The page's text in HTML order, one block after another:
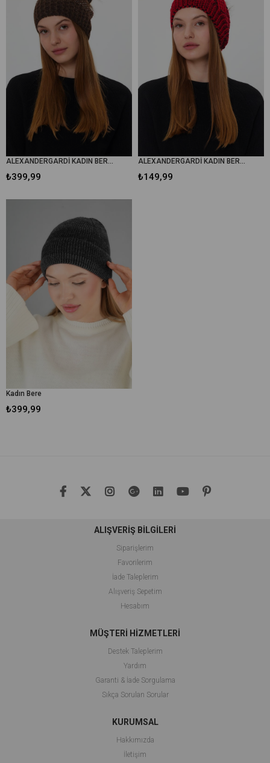
ALEXANDERGARDİ KADIN BERE (5003)
₺399,99
ALEXANDERGARDİ KADIN BERE (3005)
₺149,99
Kadın Bere
₺399,99
ALIŞVERİŞ BİLGİLERİ
Siparişlerim
Favorilerim
İade Taleplerim
Alışveriş Sepetim
Hesabım
MÜŞTERİ HİZMETLERİ
Destek Taleplerim
Yardım
Garanti & İade Sorgulama
Sıkça Sorulan Sorular
KURUMSAL
Hakkımızda
İletişim